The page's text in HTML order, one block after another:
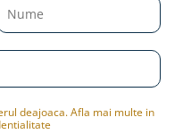
deajoaca. Afla mai multe in